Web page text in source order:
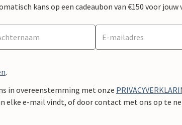
kans op een cadeaubon van €150 voor
.
in overeenstemming met onze
elke e-mail vindt, of door contact met ons op te